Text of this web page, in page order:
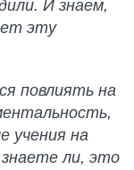
И знаем,
эту
повлиять на
учения на
ли, это